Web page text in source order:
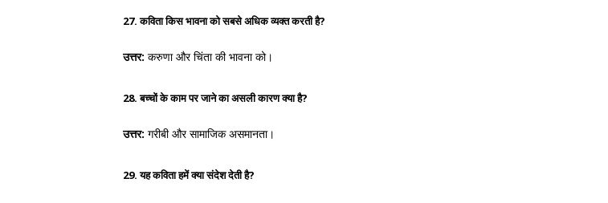
27. कविता किस भावना को सबसे अधिक व्यक्त करती है?
उत्तर: करुणा और चिंता की भावना को।
28. बच्चों के काम पर जाने का असली कारण क्या है?
उत्तर: गरीबी और सामाजिक असमानता।
29. यह कविता हमें क्या संदेश देती है?